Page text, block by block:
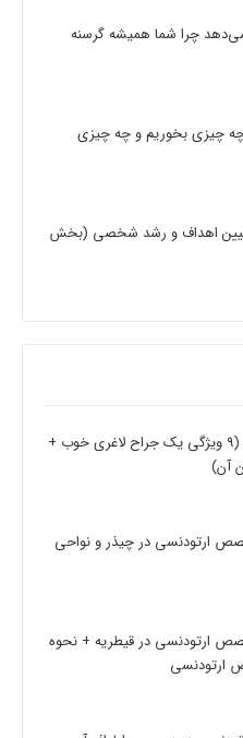
می‌دهد چرا شما همیشه گرسنه
چیزی بخوریم و چه چیزی
اهداف و رشد شخصی (بخش
بهترین جراح لاغری (9 ویژگی یک جراح لاغری خوب +
آن)
ارتودنسی در چیذر و نواحی
ارتودنسی در قیطریه + نحوه
ارتودنسی